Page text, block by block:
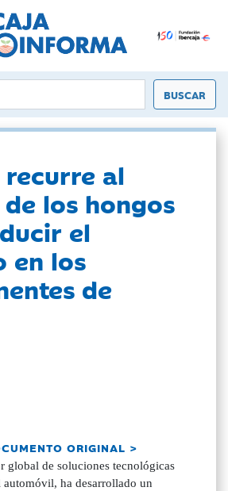
al
los hongos
el
en los
de
ORIGINAL >
global de soluciones tecnológicas
ha desarrollado un